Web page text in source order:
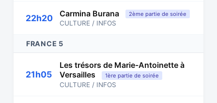
22h20 Carmina Burana 2ème partie de soirée
CULTURE / INFOS
FRANCE 5
21h05
Les trésors de Marie-Antoinette à
Versailles
1ère partie de soirée
CULTURE / INFOS